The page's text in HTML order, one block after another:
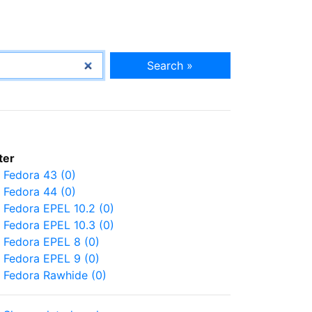
Search »
Fedora 43 (0)
Fedora 44 (0)
Fedora EPEL 10.2 (0)
Fedora EPEL 10.3 (0)
Fedora EPEL 8 (0)
Fedora EPEL 9 (0)
Fedora Rawhide (0)